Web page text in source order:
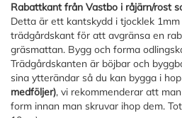
Rabattkant från Vastbo i råjärn/rost
Detta är ett kantskydd i tjocklek
trädgårdskant för att avgränsa en
gräsmattan. Bygg och forma
Trädgårdskanten är böjbar och
sina ytterändar så du kan bygga i
medföljer), vi rekommenderar att
form innan man skruvar ihop dem.